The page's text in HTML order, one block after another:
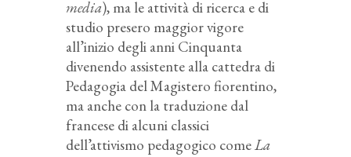
media), ma le attività di ricerca e di
studio presero maggior vigore
all’inizio degli anni Cinquanta
divenendo assistente alla cattedra di
Pedagogia del Magistero fiorentino,
ma anche con la traduzione dal
francese di alcuni classici
dell’attivismo pedagogico comeLa